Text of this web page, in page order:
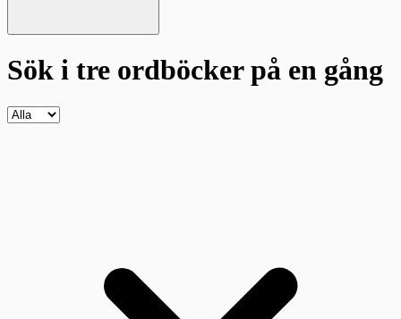
Sök i tre ordböckerpå en gång